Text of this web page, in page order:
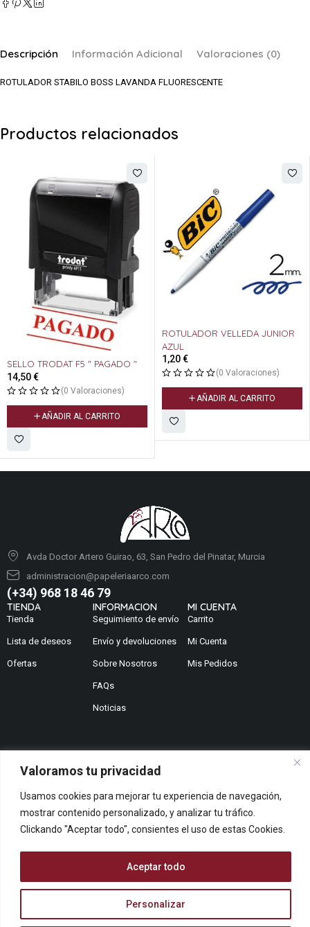
Valoramos tu privacidad
Usamos cookies para mejorar tu experiencia de navegación,
mostrar contenido personalizado, y analizar tu tráfico.
Clickando "Aceptar todo", consientes el uso de estas Cookies.
Personalizar
Aceptar todo
Descripción Información Adicional Valoraciones (0)
ROTULADOR STABILO BOSS LAVANDA FLUORESCENTE
Productos relacionados
SELLO TRODAT F5 " PAGADO "
14,50€
(0 Valoraciones)
AÑADIR AL CARRITO
ROTULADOR VELLEDA JUNIOR
AZUL
1,20€
(0 Valoraciones)
AÑADIR AL CARRITO
Avda Doctor Artero Guirao, 63, San Pedro del Pinatar, Murcia
administracion@papeleriaarco.com
(+34) 968 18 46 79
TIENDA
Tienda
Lista de deseos
Ofertas
INFORMACION
Seguimiento de envío
Envío y devoluciones
Sobre Nosotros
FAQs
Noticias
MI CUENTA
Carrito
Mi Cuenta
Mis Pedidos
¿No encuentras lo que buscas?
Contáctanos
¿Te podemos ayudar?
Centro De Ayuda
© ARCOPAPEL 2006 S.L. | Todos los derechos reservados